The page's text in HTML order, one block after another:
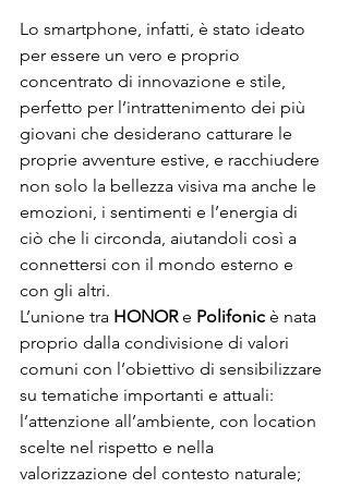
Lo smartphone, infatti, è stato ideato
per essere un vero e proprio
concentrato di innovazione e stile,
perfetto per l’intrattenimento dei più
giovani che desiderano catturare le
proprie avventure estive, e racchiudere
non solo la bellezza visiva ma anche le
emozioni, i sentimenti e l’energia di
ciò che li circonda, aiutandoli così a
connettersi con il mondo esterno e
con gli altri.
L’unione tra HONOR e Polifonic è nata
proprio dalla condivisione di valori
comuni con l’obiettivo di sensibilizzare
su tematiche importanti e attuali:
l’attenzione all’ambiente, con location
scelte nel rispetto e nella
valorizzazione del contesto naturale;